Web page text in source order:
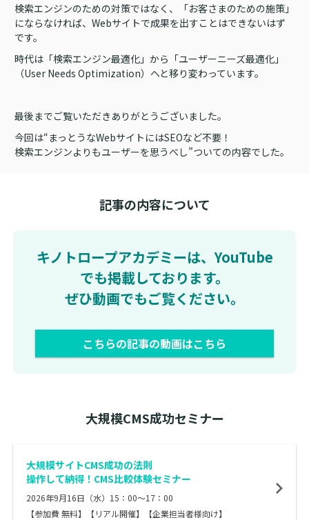
検索エンジンのための対策ではなく、「お客さまのための施策」
にならなければ、Webサイトで成果を出すことはできないはず
です。
時代は「検索エンジン最適化」から「ユーザーニーズ最適化」
（User Needs Optimization）へと移り変わっています。
最後までご覧いただきありがとうございました。
今回は“まっとうなWebサイトにはSEOなど不要！
検索エンジンよりもユーザーを思うべし”ついての内容でした。
記事の内容について
キノトロープアカデミーは、YouTube
でも掲載しております。
ぜひ動画でもご覧ください。
こちらの記事の動画はこちら
大規模CMS成功セミナー
大規模サイトCMS成功の法則
操作して納得！CMS比較体験セミナー
2026年9月16日（水）15：00～17：00
【参加費 無料】【リアル開催】【企業担当者様向け】